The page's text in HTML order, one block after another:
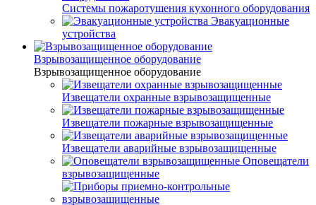
Системы пожаротушения кухонного оборудования
Эвакуационные
устройства
Взрывозащищенное оборудование
Взрывозащищенное оборудование
Извещатели охранные взрывозащищенные
Извещатели пожарные взрывозащищенные
Извещатели аварийные взрывозащищенные
Оповещатели
взрывозащищенные